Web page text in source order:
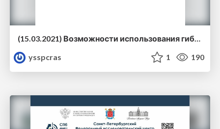
(15.03.2021) Возможности использования гибридных форм интеграции в молокопродуктовом подкомплексе СЗ ФО РФ
ysspcras
1 190